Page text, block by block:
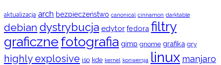
aktualizacja arch bezpieczeństwo canonical cinnamon darktable
debian dystrybucja edytor fedora filtry
graficznefotografia gimp gnome grafika gry
highly explosive iso kde kernel konwersja linux manjaro